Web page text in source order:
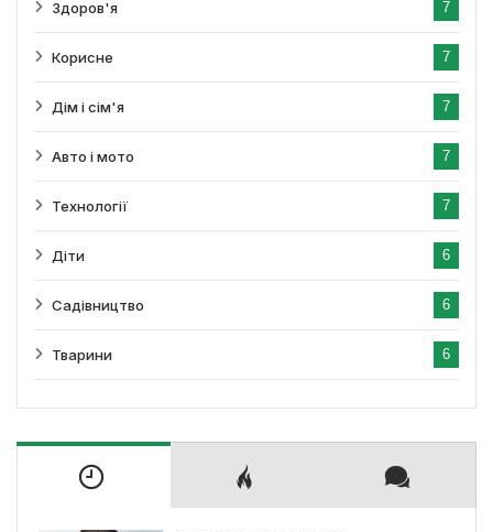
Здоров'я 7
Корисне 7
Дім і сім'я 7
Авто і мото 7
Технології 7
Діти 6
Садівництво 6
Тварини 6